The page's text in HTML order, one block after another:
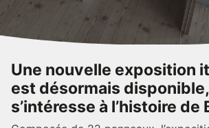
Une nouvelle exposition
est désormais
s’intéresse à l’histoire de